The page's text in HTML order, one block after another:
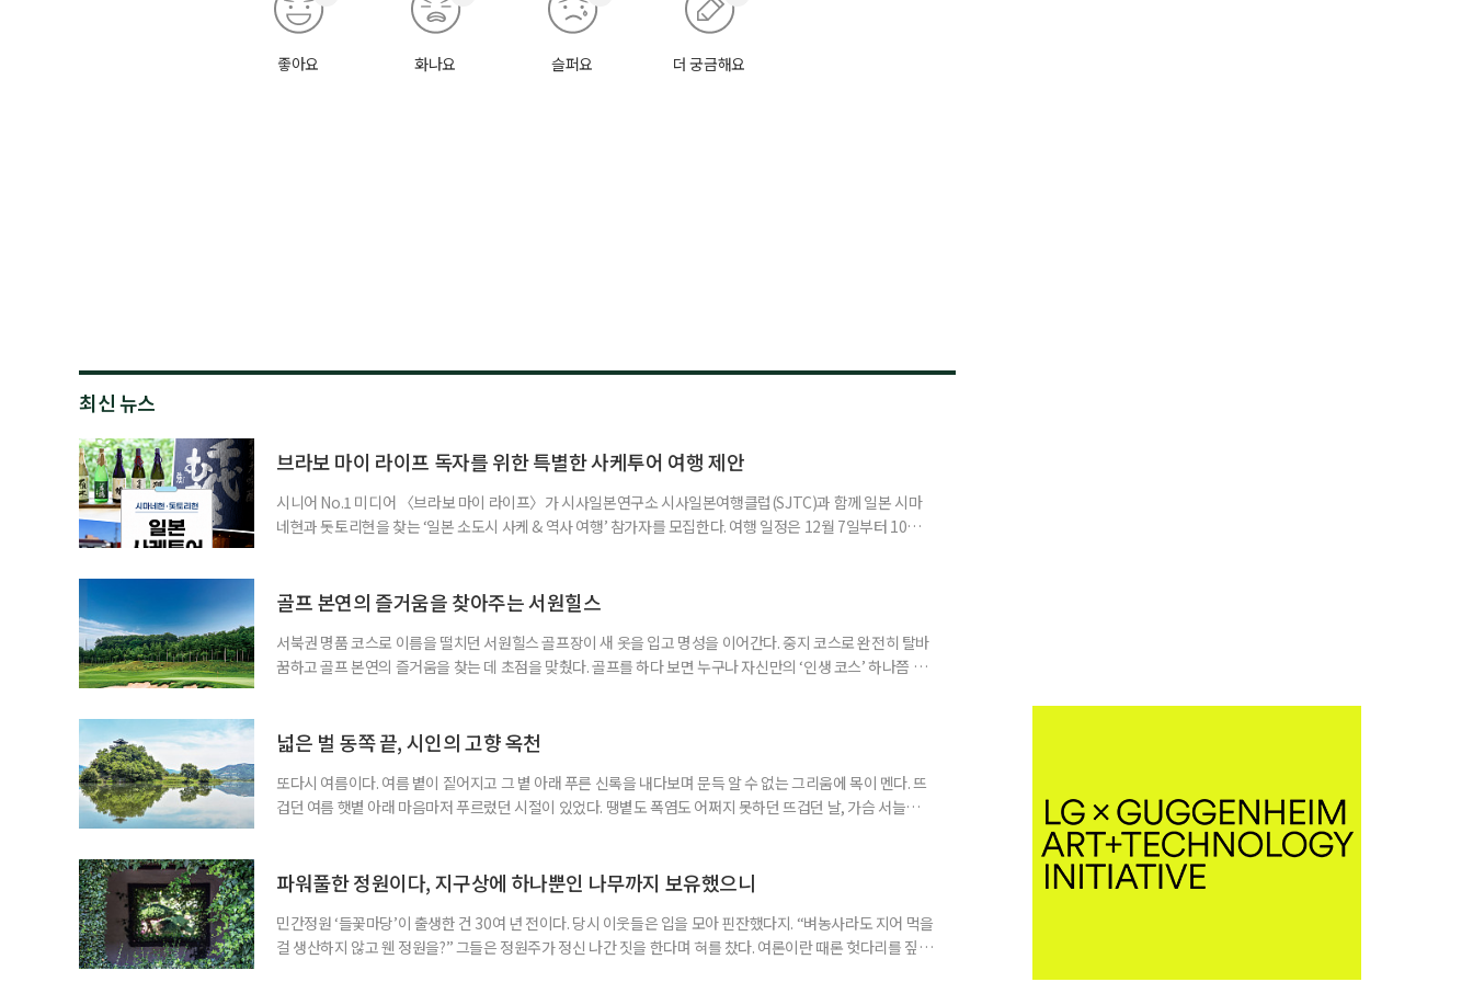
좋아요 화나요 슬퍼요 더 궁금해요
최신 뉴스
브라보 마이 라이프 독자를 위한 특별한 사케투어 여행 제안
시니어 No.1 미디어 〈브라보 마이 라이프〉가 시사일본연구소 시사일본여행클럽(SJTC)과 함께 일본 시마
네현과 돗토리현을 찾는 ‘일본 소도시 사케 & 역사 여행’ 참가자를 모집한다. 여행 일정은 12월 7일부터 10일
그치지 않고 술이 만들어지는 공간과 지역의 역사, 생활문화를 하나의 여정으로 연결했다. 첫날에는 에어서
골프 본연의 즐거움을 찾아주는 서원힐스
서북권 명품 코스로 이름을 떨치던 서원힐스 골프장이 새 옷을 입고 명성을 이어간다. 중지 코스로 완전히 탈바
꿈하고 골프 본연의 즐거움을 찾는 데 초점을 맞췄다. 골프를 하다 보면 누구나 자신만의 ‘인생 코스’ 하나쯤 마
장이다. 경기도 파주에 위치한 서원힐스는 330만 5785㎡(약 100만 평) 규모의 서원밸리 컨트
넓은 벌 동쪽 끝, 시인의 고향 옥천
또다시 여름이다. 여름 볕이 짙어지고 그 볕 아래 푸른 신록을 내다보며 문득 알 수 없는 그리움에 목이 멘다. 뜨
겁던 여름 햇볕 아래 마음마저 푸르렀던 시절이 있었다. 땡볕도 폭염도 어쩌지 못하던 뜨겁던 날, 가슴 서늘하게
그 물결을 거스르며 달리면 양옆으로 펼쳐지는 포플러 가로수가 줄지어 맞는다. 온유하기만 한 향
파워풀한 정원이다, 지구상에 하나뿐인 나무까지 보유했으니
민간정원 ‘들꽃마당’이 출생한 건 30여 년 전이다. 당시 이웃들은 입을 모아 핀잔했다지. “벼농사라도 지어 먹을
걸 생산하지 않고 웬 정원을?” 그들은 정원주가 정신 나간 짓을 한다며 혀를 찼다. 여론이란 때론 헛다리를 짚는